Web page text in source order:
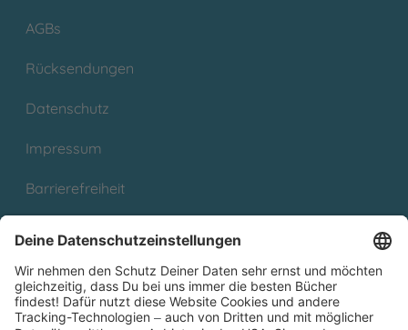
AGBs
Rücksendungen
Datenschutz
Impressum
Barrierefreiheit
Partnerprogramm (Affiliate)